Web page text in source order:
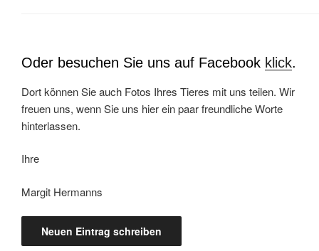
Oder besuchen Sie uns auf Facebook klick.
Dort können Sie auch Fotos Ihres Tieres mit uns teilen. Wir
freuen uns, wenn Sie uns hier ein paar freundliche Worte
hinterlassen.
Ihre
Margit Hermanns